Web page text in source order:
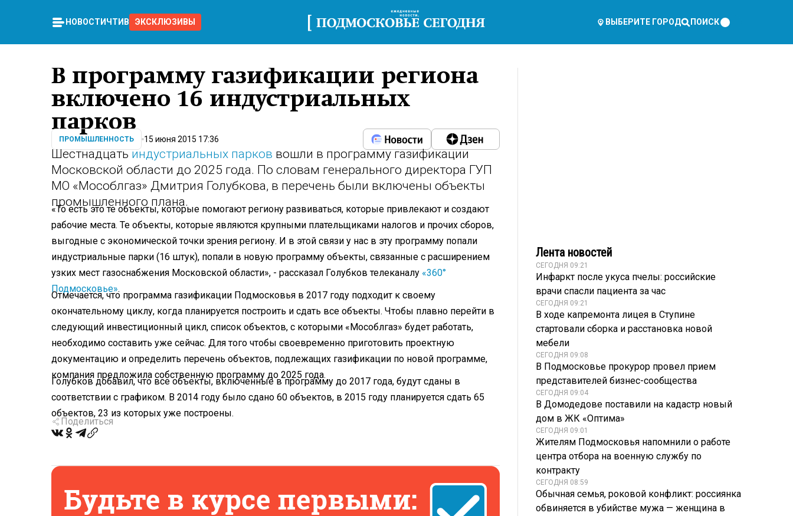
НОВОСТИ ЧТИВО ЭКСКЛЮЗИВЫ ВЫБЕРИТЕ ГОРОД ПОИСК
В программу газификации региона
включено 16 индустриальных
парков
ПРОМЫШЛЕННОСТЬ 15 июня 2015 17:36
Шестнадцатьиндустриальных парков вошли в программу газификации
Московской области до 2025 года. По словам генерального директора ГУП
МО «Мособлгаз» Дмитрия Голубкова, в перечень были включены объекты
промышленного плана.
«То есть это те объекты, которые помогают региону развиваться, которые привлекают и создают
рабочие места. Те объекты, которые являются крупными плательщиками налогов и прочих сборов,
выгодные с экономической точки зрения региону. И в этой связи у нас в эту программу попали
индустриальные парки (16 штук), попали в новую программу объекты, связанные с расширением
узких мест газоснабжения Московской области», - рассказал Голубков телеканалу «360°
Подмосковье».
Отмечается, что программа газификации Подмосковья в 2017 году подходит к своему
окончательному циклу, когда планируется построить и сдать все объекты. Чтобы плавно перейти в
следующий инвестиционный цикл, список объектов, с которыми «Мособлгаз» будет работать,
необходимо составить уже сейчас. Для того чтобы своевременно приготовить проектную
документацию и определить перечень объектов, подлежащих газификации по новой программе,
компания предложила собственную программу до 2025 года.
Голубков добавил, что все объекты, включенные в программу до 2017 года, будут сданы в
соответствии с графиком. В 2014 году было сдано 60 объектов, в 2015 году планируется сдать 65
объектов, 23 из которых уже построены.
Поделиться
Лента новостей
СЕГОДНЯ 09:21
Инфаркт после укуса пчелы: российские
врачи спасли пациента за час
СЕГОДНЯ 09:21
В ходе капремонта лицея в Ступине
стартовали сборка и расстановка новой
мебели
СЕГОДНЯ 09:08
В Подмосковье прокурор провел прием
представителей бизнес-сообщества
СЕГОДНЯ 09:04
В Домодедове поставили на кадастр новый
дом в ЖК «Оптима»
СЕГОДНЯ 09:01
Жителям Подмосковья напомнили о работе
центра отбора на военную службу по
контракту
СЕГОДНЯ 08:59
Обычная семья, роковой конфликт: россиянка
обвиняется в убийстве мужа — женщина в